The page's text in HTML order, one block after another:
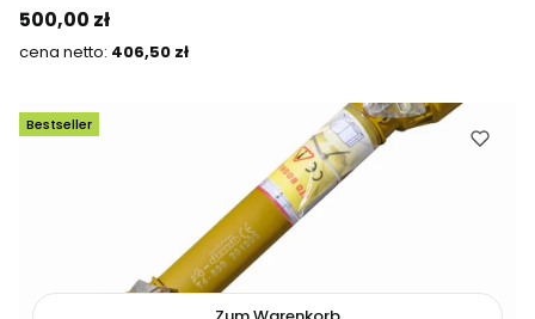
Preis
500,00 zł
Preis
406,50 zł
Bestseller